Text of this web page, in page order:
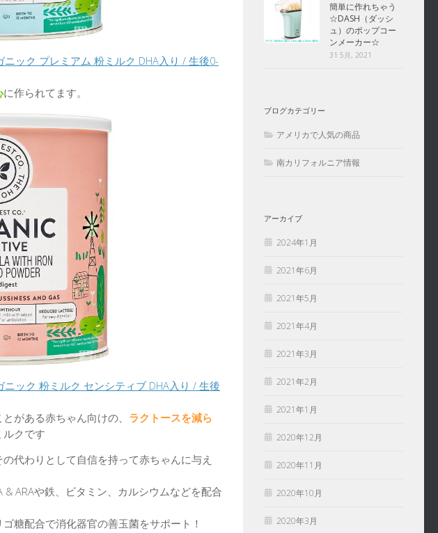
ック プレミアム 粉ミルク DHA入り / 生後0-
に作られてます。
ック 粉ミルク センシティブ DHA入り / 生後
がある赤ちゃん向けの、 ラクトースを減ら
クです
代わりとして自信を持って赤ちゃんに与え
ARAや鉄、ビタミン、カルシウムなどを配合
糖配合で消化器官の善玉菌をサポート！
簡単に作れちゃう
☆DASH（ダッシ
ュ）のポップコー
ンメーカー☆
31 5月, 2021
ブログカテゴリー
アメリカで人気の商品
南カリフォルニア情報
アーカイブ
2024年1月
2021年6月
2021年5月
2021年4月
2021年3月
2021年2月
2021年1月
2020年12月
2020年11月
2020年10月
2020年3月